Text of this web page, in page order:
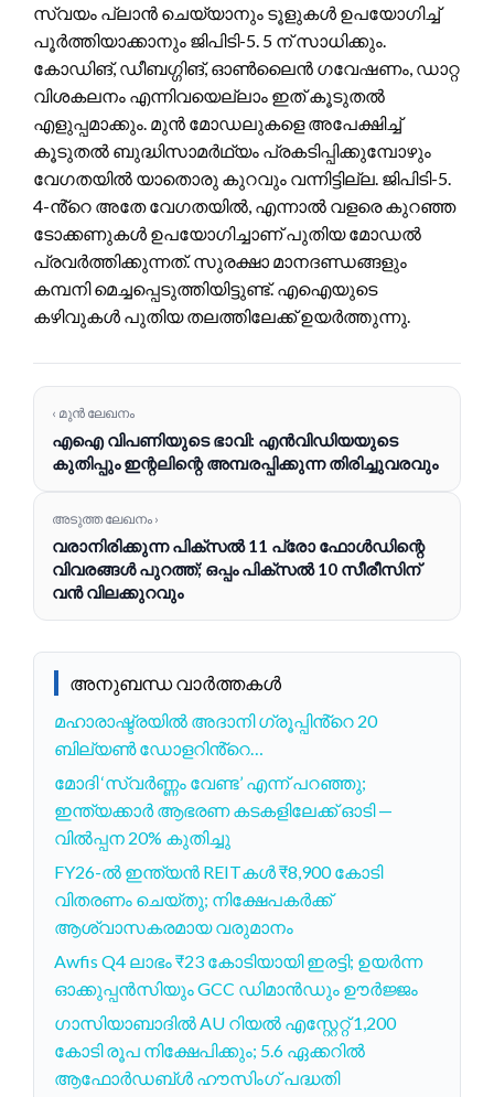
സ്വയം പ്ലാൻ ചെയ്യാനും ടൂളുകൾ ഉപയോഗിച്ച്
പൂർത്തിയാക്കാനും ജിപിടി-5. 5 ന് സാധിക്കും.
കോഡിങ്, ഡീബഗ്ഗിങ്, ഓൺലൈൻ ഗവേഷണം, ഡാറ്റ
വിശകലനം എന്നിവയെല്ലാം ഇത് കൂടുതൽ
എളുപ്പമാക്കും. മുൻ മോഡലുകളെ അപേക്ഷിച്ച്
കൂടുതൽ ബുദ്ധിസാമർഥ്യം പ്രകടിപ്പിക്കുമ്പോഴും
വേഗതയിൽ യാതൊരു കുറവും വന്നിട്ടില്ല. ജിപിടി-5.
4-ൻ്റെ അതേ വേഗതയിൽ, എന്നാൽ വളരെ കുറഞ്ഞ
ടോക്കണുകൾ ഉപയോഗിച്ചാണ് പുതിയ മോഡൽ
പ്രവർത്തിക്കുന്നത്. സുരക്ഷാ മാനദണ്ഡങ്ങളും
കമ്പനി മെച്ചപ്പെടുത്തിയിട്ടുണ്ട്. എഐയുടെ
കഴിവുകൾ പുതിയ തലത്തിലേക്ക് ഉയർത്തുന്നു.
‹ മുൻ ലേഖനം
എഐ വിപണിയുടെ ഭാവി: എൻവിഡിയയുടെ
കുതിപ്പും ഇന്റലിന്റെ അമ്പരപ്പിക്കുന്ന തിരിച്ചുവരവും
അടുത്ത ലേഖനം ›
വരാനിരിക്കുന്ന പിക്സൽ 11 പ്രോ ഫോൾഡിന്റെ
വിവരങ്ങൾ പുറത്ത്; ഒപ്പം പിക്സൽ 10 സീരീസിന്
വൻ വിലക്കുറവും
അനുബന്ധ വാർത്തകൾ
മഹാരാഷ്ട്രയിൽ അദാനി ഗ്രൂപ്പിൻ്റെ 20
ബില്യൺ ഡോളറിൻ്റെ…
മോദി ‘സ്വർണ്ണം വേണ്ട’ എന്ന് പറഞ്ഞു;
ഇന്ത്യക്കാർ ആഭരണ കടകളിലേക്ക് ഓടി —
വിൽപ്പന 20% കുതിച്ചു
FY26-ൽ ഇന്ത്യൻ REITകൾ ₹8,900 കോടി
വിതരണം ചെയ്തു; നിക്ഷേപകർക്ക്
ആശ്വാസകരമായ വരുമാനം
Awfis Q4 ലാഭം ₹23 കോടിയായി ഇരട്ടി; ഉയർന്ന
ഓക്കുപ്പൻസിയും GCC ഡിമാൻഡും ഊർജ്ജം
ഗാസിയാബാദില്‍ AU റിയല്‍ എസ്റ്റേറ്റ് 1,200
കോടി രൂപ നിക്ഷേപിക്കും; 5.6 ഏക്കറില്‍
ആഫോര്‍ഡബ്ള്‍ ഹൗസിംഗ് പദ്ധതി